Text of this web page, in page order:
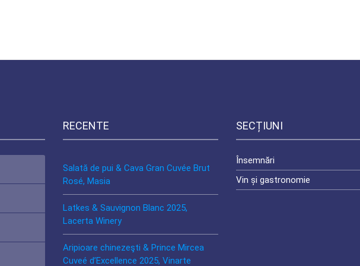
RECENTE
Salată de pui & Cava Gran Cuvée Brut
Rosé, Masia
Latkes & Sauvignon Blanc 2025,
Lacerta Winery
Aripioare chinezeşti & Prince Mircea
Cuveé d’Excellence 2025, Vinarte
SECȚIUNI
Însemnări
Vin și gastronomie